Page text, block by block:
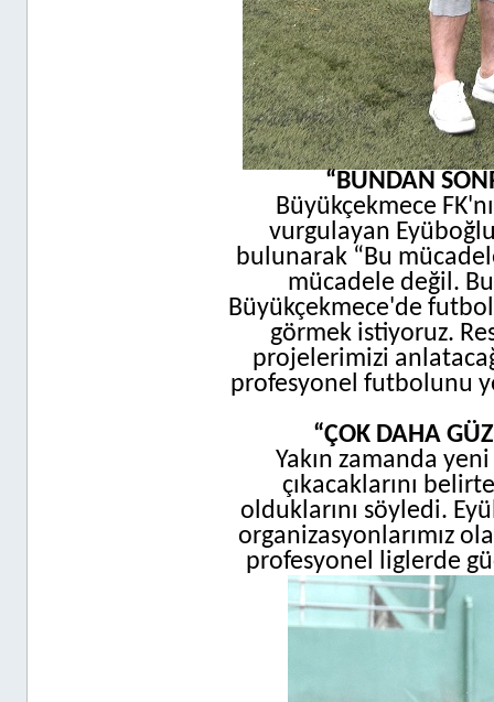
“BUNDAN
Büyükçekmece
vurgulayan
bulunarak “Bu
mücadele değil.
Büyükçekmece'de
görmek istiyoruz.
projelerimizi
profesyonel futbolunu
“ÇOK DAHA
Yakın zamanda
çıkacaklarını
olduklarını söyledi.
organizasyonlarımız
profesyonel liglerde